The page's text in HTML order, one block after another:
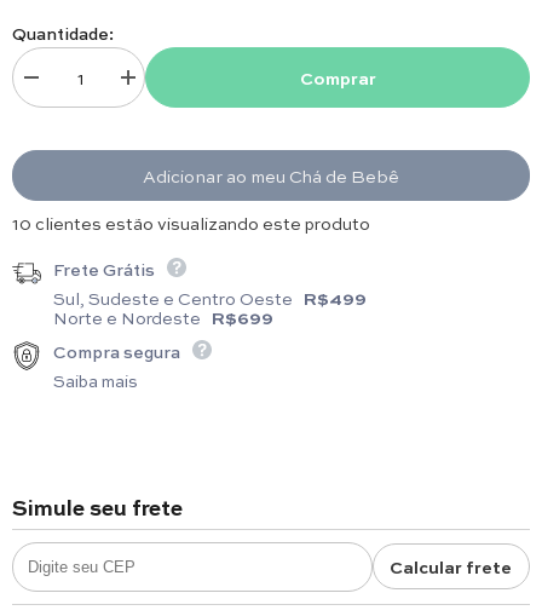
Quantidade:
Diminuir quantidade para Jardineira e Casaco - Cavalinho - Blue Sky e
Aumentar quantidade para Jardineira e Casaco -
Comprar
Adicionar ao meu Chá de Bebê
15 clientes estão visualizando este produto
Frete Grátis
Sul, Sudeste e Centro Oeste R$499
Norte e Nordeste R$699
Compra segura
Saiba mais
Simule seu frete
Calcular frete